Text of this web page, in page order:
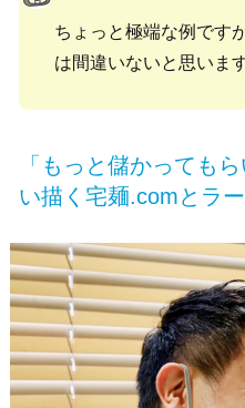
ちょっと極端な例です
は間違いないと思います
「もっと儲かっても
い描く宅麺.comとラ